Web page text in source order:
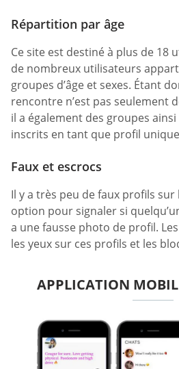
Répartition par âge
Ce site est destiné à plus de 18
de nombreux utilisateurs
groupes d’âge et sexes. Étant
rencontre n’est pas seulement
il a également des groupes
inscrits en tant que profil
Faux et escrocs
Il y a très peu de faux profils sur
option pour signaler si
a une fausse photo de profil.
les yeux sur ces profils et les
APPLICATION